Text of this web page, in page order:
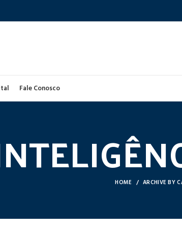
Fale Conosco
HOME ARCHIVE BY